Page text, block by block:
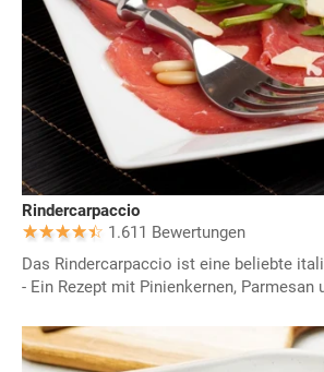
Rindercarpaccio
1.611 Bewertungen
Das Rindercarpaccio ist eine beliebte
- Ein Rezept mit Pinienkernen, Parmesan